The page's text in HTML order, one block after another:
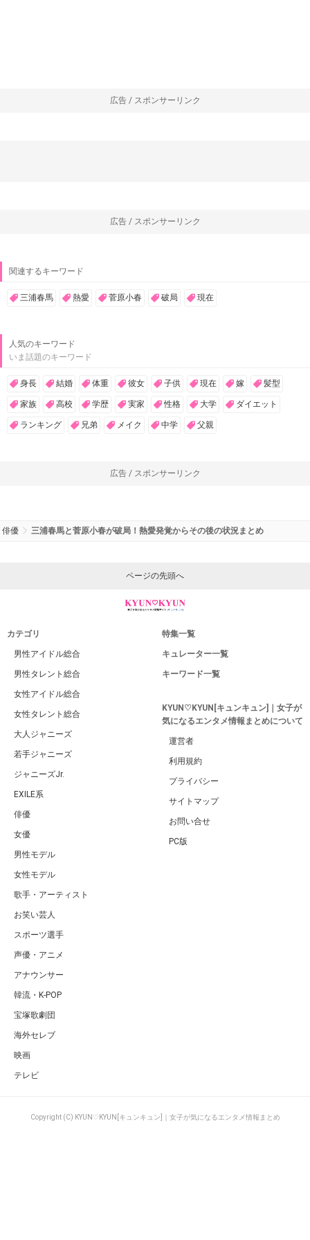
広告 / スポンサーリンク
広告 / スポンサーリンク
関連するキーワード
三浦春馬 熱愛 菅原小春 破局 現在
人気のキーワード
いま話題のキーワード
身長 結婚 体重 彼女 子供 現在 嫁 髪型
家族 高校 学歴 実家 性格 大学 ダイエット
ランキング 兄弟 メイク 中学 父親
広告 / スポンサーリンク
俳優 三浦春馬と菅原小春が破局！熱愛発覚からその後の状況まとめ
ページの先頭へ
カテゴリ
男性アイドル総合
男性タレント総合
女性アイドル総合
女性タレント総合
大人ジャニーズ
若手ジャニーズ
ジャニーズJr.
EXILE系
俳優
女優
男性モデル
女性モデル
歌手・アーティスト
お笑い芸人
スポーツ選手
声優・アニメ
アナウンサー
韓流・K-POP
宝塚歌劇団
海外セレブ
映画
テレビ
特集一覧
キュレーター一覧
キーワード一覧
KYUN♡KYUN[キュンキュン]｜女子が
気になるエンタメ情報まとめについて
運営者
利用規約
プライバシー
サイトマップ
お問い合せ
PC版
Copyright (C) KYUN♡KYUN[キュンキュン]｜女子が気になるエンタメ情報まとめ